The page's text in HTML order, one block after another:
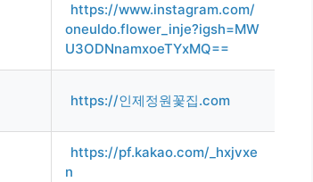
https://www.instagram.com/
oneuldo.flower_inje?igsh=MW
U3ODNnamxoeTYxMQ==
https://인제정원꽃집.com
https://pf.kakao.com/_hxjvxe
n